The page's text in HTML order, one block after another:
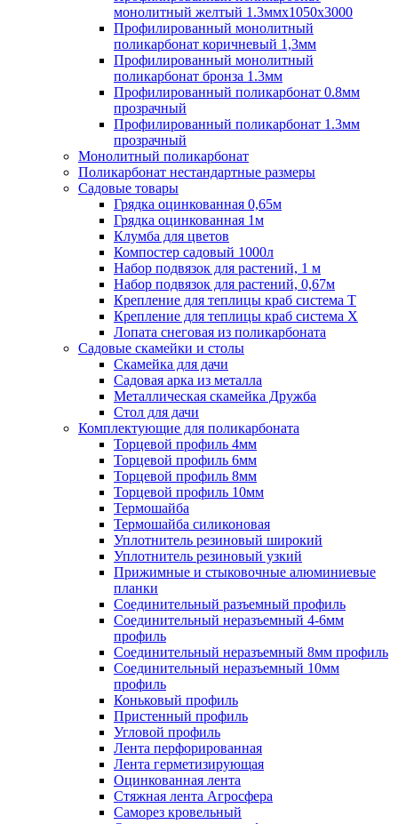
монолитный желтый 1.3ммх1050х3000
Профилированный монолитный
поликарбонат коричневый 1,3мм
Профилированный монолитный
поликарбонат бронза 1.3мм
Профилированный поликарбонат 0.8мм
прозрачный
Профилированный поликарбонат 1.3мм
прозрачный
Монолитный поликарбонат
Поликарбонат нестандартные размеры
Садовые товары
Грядка оцинкованная 0,65м
Грядка оцинкованная 1м
Клумба для цветов
Компостер садовый 1000л
Набор подвязок для растений, 1 м
Набор подвязок для растений, 0,67м
Крепление для теплицы краб система Т
Крепление для теплицы краб система Х
Лопата снеговая из поликарбоната
Садовые скамейки и столы
Скамейка для дачи
Садовая арка из металла
Металлическая скамейка Дружба
Стол для дачи
Комплектующие для поликарбоната
Торцевой профиль 4мм
Торцевой профиль 6мм
Торцевой профиль 8мм
Торцевой профиль 10мм
Термошайба
Термошайба силиконовая
Уплотнитель резиновый широкий
Уплотнитель резиновый узкий
Прижимные и стыковочные алюминиевые
планки
Соединительный разъемный профиль
Соединительный неразъемный 4-6мм
профиль
Соединительный неразъемный 8мм профиль
Соединительный неразъемный 10мм
профиль
Коньковый профиль
Пристенный профиль
Угловой профиль
Лента перфорированная
Лента герметизирующая
Оцинкованная лента
Стяжная лента Агросфера
Саморез кровельный